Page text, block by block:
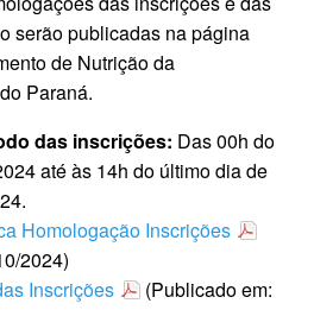
serão publicadas na página
de Nutrição da
Paraná.
das inscrições: Das 00h do
até às 14h do último dia de
Homologação Inscrições
2024)
Inscrições
(Publicado em: